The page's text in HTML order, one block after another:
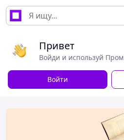
Привет
Войди и используй
Войти